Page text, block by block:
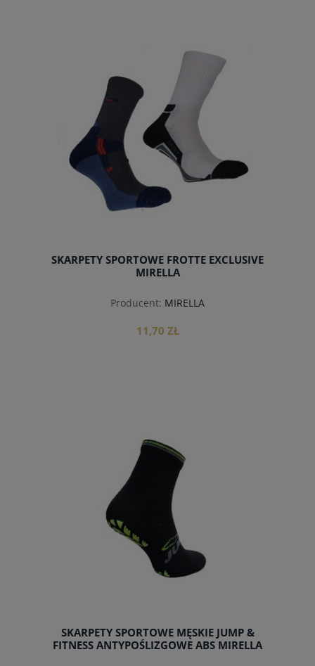
SKARPETY SPORTOWE FROTTE EXCLUSIVE
MIRELLA
Producent: MIRELLA
11,70 ZŁ
SKARPETY SPORTOWE MĘSKIE JUMP &
FITNESS ANTYPOŚLIZGOWE ABS MIRELLA